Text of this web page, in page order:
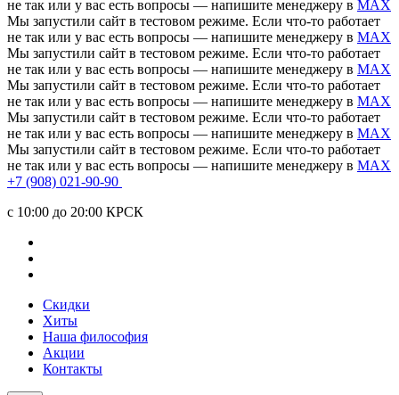
не так или у вас есть вопросы — напишите менеджеру в MAX
Мы запустили сайт в тестовом режиме. Если что-то работает
не так или у вас есть вопросы — напишите менеджеру в MAX
Мы запустили сайт в тестовом режиме. Если что-то работает
не так или у вас есть вопросы — напишите менеджеру в MAX
Мы запустили сайт в тестовом режиме. Если что-то работает
не так или у вас есть вопросы — напишите менеджеру в MAX
Мы запустили сайт в тестовом режиме. Если что-то работает
не так или у вас есть вопросы — напишите менеджеру в MAX
Мы запустили сайт в тестовом режиме. Если что-то работает
не так или у вас есть вопросы — напишите менеджеру в MAX
+7 (908) 021-90-90
c 10:00 до 20:00 КРСК
Скидки
Хиты
Наша философия
Акции
Контакты